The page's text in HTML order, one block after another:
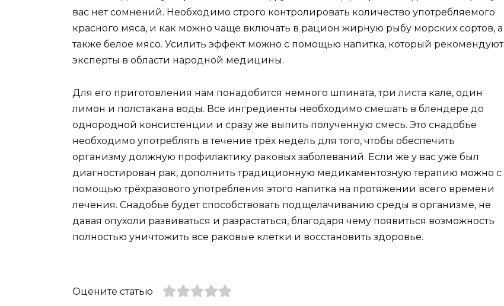
вас нет сомнений. Необходимо строго контролировать количество употребляемого
красного мяса, и как можно чаще включать в рацион жирную рыбу морских сортов, а
также белое мясо. Усилить эффект можно с помощью напитка, который рекомендуют
эксперты в области народной медицины.
Для его приготовления нам понадобится немного шпината, три листа кале, один
лимон и полстакана воды. Все ингредиенты необходимо смешать в блендере до
однородной консистенции и сразу же выпить полученную смесь. Это снадобье
необходимо употреблять в течение трёх недель для того, чтобы обеспечить
организму должную профилактику раковых заболеваний. Если же у вас уже был
диагностирован рак, дополнить традиционную медикаментозную терапию можно с
помощью трёхразового употребления этого напитка на протяжении всего времени
лечения. Снадобье будет способствовать подщелачиванию среды в организме, не
давая опухоли развиваться и разрастаться, благодаря чему появиться возможность
полностью уничтожить все раковые клетки и восстановить здоровье.
Оцените статью